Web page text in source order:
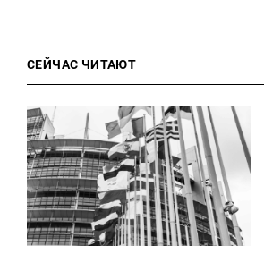
СЕЙЧАС ЧИТАЮТ